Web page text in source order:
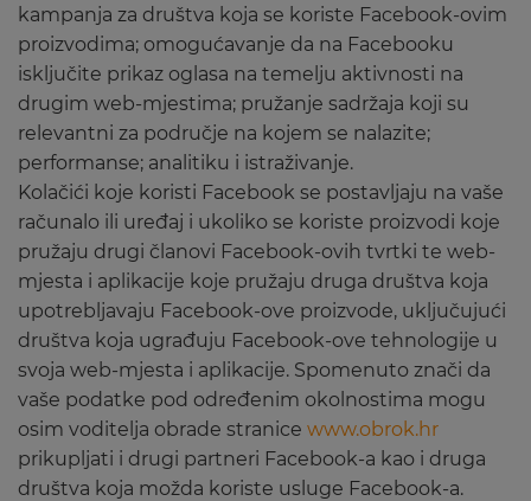
kampanja za društva koja se koriste Facebook-ovim
proizvodima; omogućavanje da na Facebooku
isključite prikaz oglasa na temelju aktivnosti na
drugim web-mjestima; pružanje sadržaja koji su
relevantni za područje na kojem se nalazite;
performanse; analitiku i istraživanje.
Kolačići koje koristi Facebook se postavljaju na vaše
računalo ili uređaj i ukoliko se koriste proizvodi koje
pružaju drugi članovi Facebook-ovih tvrtki te web-
mjesta i aplikacije koje pružaju druga društva koja
upotrebljavaju Facebook-ove proizvode, uključujući
društva koja ugrađuju Facebook-ove tehnologije u
svoja web-mjesta i aplikacije. Spomenuto znači da
vaše podatke pod određenim okolnostima mogu
osim voditelja obrade stranice www.obrok.hr
prikupljati i drugi partneri Facebook-a kao i druga
društva koja možda koriste usluge Facebook-a.